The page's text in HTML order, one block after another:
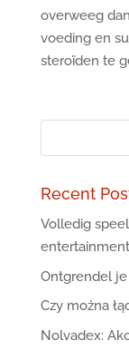
overweeg
voeding en
steroïden te
Recent
Volledig
Ontgrendel je
Czy można
Nolvadex: